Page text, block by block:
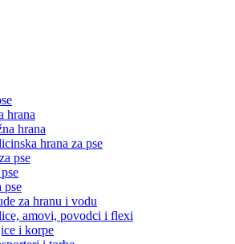
hrana
hrana
hrana za pse
pse
pse
za hranu i vodu
amovi, povodci i flexi
i korpe